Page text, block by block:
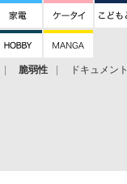
脆弱性 ドキュメント